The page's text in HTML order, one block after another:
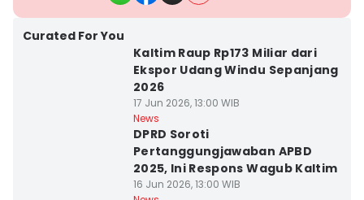
Curated For You
Kaltim Raup Rp173 Miliar dari
Ekspor Udang Windu Sepanjang
2026
17 Jun 2026, 13:00 WIB
News
DPRD Soroti
Pertanggungjawaban APBD
2025, Ini Respons Wagub Kaltim
16 Jun 2026, 13:00 WIB